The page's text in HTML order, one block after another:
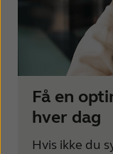
Få en
hver dag
Hvis ikke du